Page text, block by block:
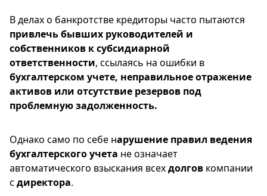
В делах о банкротстве кредиторы часто пытаются
привлечь бывших руководителей и
собственников к субсидиарной
ответственности, ссылаясь на ошибки в
бухгалтерском учете, неправильное отражение
активов или отсутствие резервов под
проблемную задолженность.
Однако само по себе нарушение правил ведения
бухгалтерского учета не означает
автоматического взыскания всехдолгов компании
с директора.